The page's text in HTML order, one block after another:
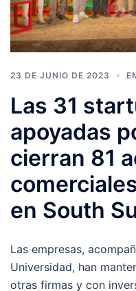
23 DE JUNIO DE 2023
Las 31
apoyadas
cierran 81
en South
Las empresas,
Universidad, han
otras firmas y con